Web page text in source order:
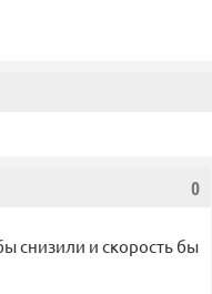
0
снизили и скорость бы